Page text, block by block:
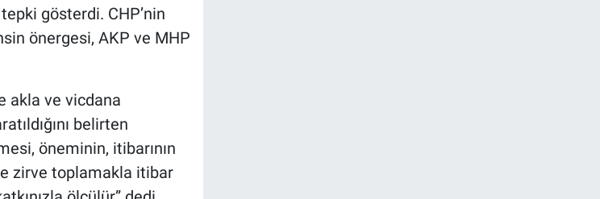
gösterdi. CHP’nin
önergesi, AKP ve MHP
akla ve vicdana
belirten
öneminin, itibarının
zirve toplamakla itibar